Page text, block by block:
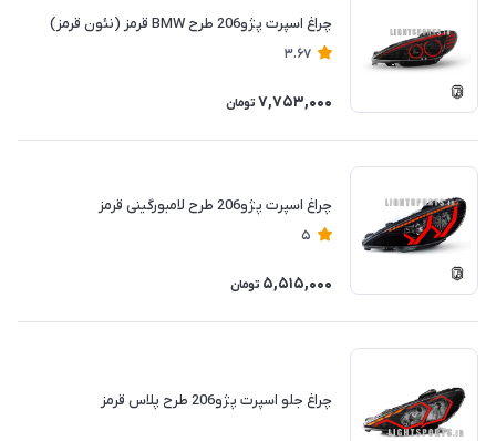
چراغ اسپرت پژو206 طرح BMW قرمز (نئون قرمز)
3.67
7,753,000 تومان
چراغ اسپرت پژو206 طرح لامبورگینی قرمز
5
5,515,000 تومان
چراغ جلو اسپرت پژو206 طرح پلاس قرمز